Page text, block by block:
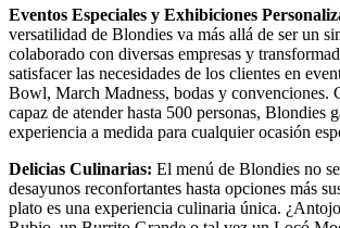
Eventos Especiales y Exhibiciones
versatilidad de Blondies va más allá de ser un
colaborado con diversas empresas y
satisfacer las necesidades de los clientes en
Bowl, March Madness, bodas y convenciones.
capaz de atender hasta 500 personas, Blondies
experiencia a medida para cualquier ocasión
Delicias Culinarias: El menú de Blondies no
desayunos reconfortantes hasta opciones más
plato es una experiencia culinaria única.